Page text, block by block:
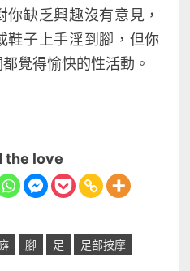
缺乏興趣沒有意見，
鞋子上手淫到腳，但你
覺得愉快的性活動。
the love
腳 足 足部按摩